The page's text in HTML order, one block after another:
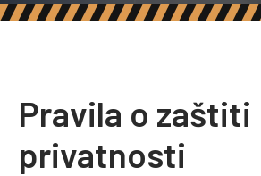
Pravila o zaštiti
privatnosti